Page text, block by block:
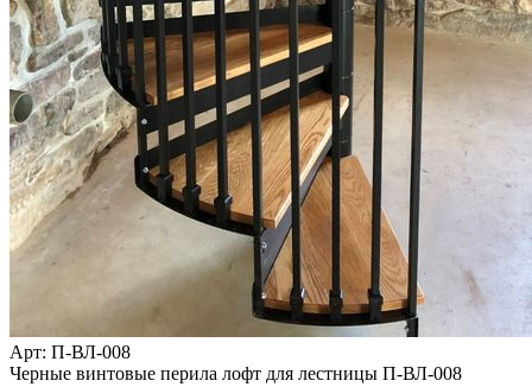
Арт: П-ВЛ-008
Черные винтовые перила лофт для лестницы П-ВЛ-008